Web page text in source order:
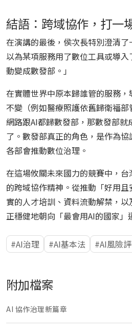
結語：跨域協作，打一
在演講的最後，侯次長特別澄清
以為某項服務用了數位工具或導
動變成數發部。」
在實體世界中原本歸誰管的服務
不變（例如醫療照護依舊歸衛福
網路跟AI都歸數發部，那數發部
了。數發部真正的角色，是作為
各部會推動數位治理。
在這場攸關未來國力的競賽中，台
的跨域協作精神。從推動「好用
實的人才培訓、資料流動解禁，
正穩健地朝向「最會用AI的國家」
AI治理 AI基本法 AI風險
附加檔案
AI 協作治理新篇章